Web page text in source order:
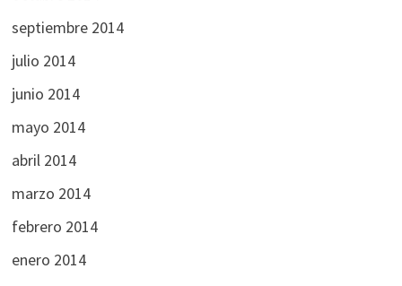
septiembre 2014
julio 2014
junio 2014
mayo 2014
abril 2014
marzo 2014
febrero 2014
enero 2014